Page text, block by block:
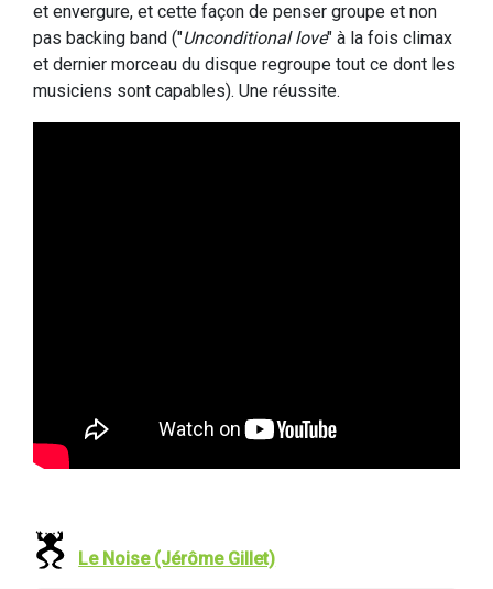
et envergure, et cette façon de penser groupe et non
pas backing band ("Unconditional love" à la fois climax
et dernier morceau du disque regroupe tout ce dont les
musiciens sont capables). Une réussite.
Le Noise (Jérôme Gillet)